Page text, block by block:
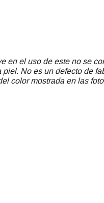
en el uso de este no se
No es un defecto de
color mostrada en las